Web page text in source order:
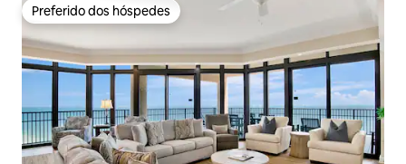
Preferido dos hóspedes
Preferido dos hóspedes